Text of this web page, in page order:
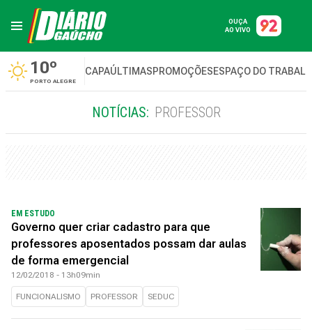
OUÇA
AO VIVO
10º
PORTO ALEGRE
CAPAÚLTIMASPROMOÇÕESESPAÇO DO
NOTÍCIAS: PROFESSOR
EM ESTUDO
Governo quer criar cadastro para que
professores aposentados possam dar aulas
de forma emergencial
12/02/2018 - 13h09min
FUNCIONALISMO PROFESSOR SEDUC